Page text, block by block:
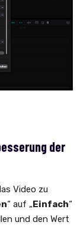
der
Video zu
“ auf „Einfach“
und den Wert